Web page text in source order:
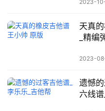
2023-
天真
_精编
2023-
遗憾
六线